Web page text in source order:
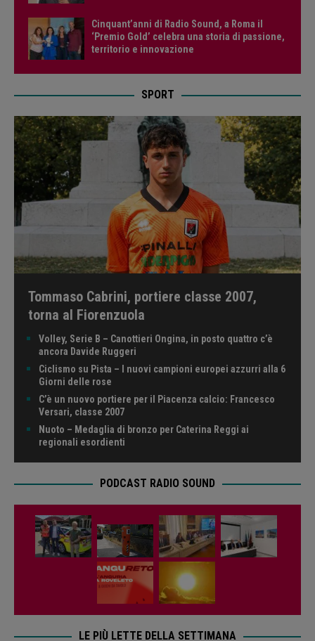
Cinquant’anni di Radio Sound, a Roma il
‘Premio Gold’ celebra una storia di passione,
territorio e innovazione
SPORT
Tommaso Cabrini, portiere classe 2007,
torna al Fiorenzuola
Volley, Serie B – Canottieri Ongina, in posto quattro c’è
ancora Davide Ruggeri
Ciclismo su Pista – I nuovi campioni europei azzurri alla 6
Giorni delle rose
C’è un nuovo portiere per il Piacenza calcio: Francesco
Versari, classe 2007
Nuoto – Medaglia di bronzo per Caterina Reggi ai
regionali esordienti
PODCAST RADIO SOUND
LE PIÙ LETTE DELLA SETTIMANA